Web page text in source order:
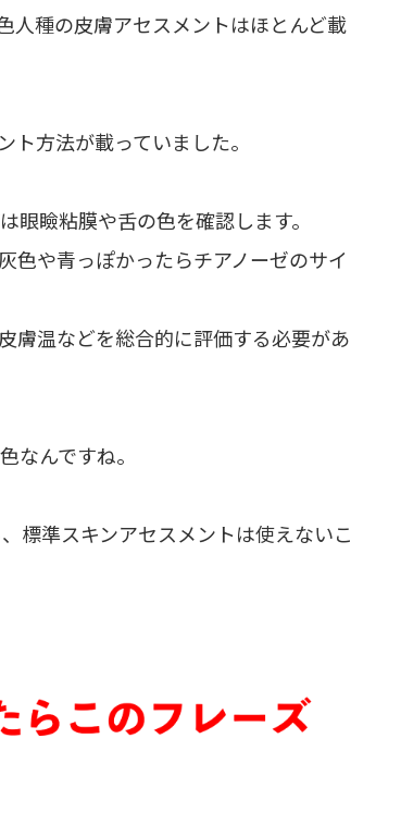
人種の皮膚アセスメントはほとんど載
方法が載っていました。
瞼粘膜や舌の色を確認します。
色や青っぽかったらチアノーゼのサイ
膚温などを総合的に評価する必要があ
なんですね。
標準スキンアセスメントは使えないこ